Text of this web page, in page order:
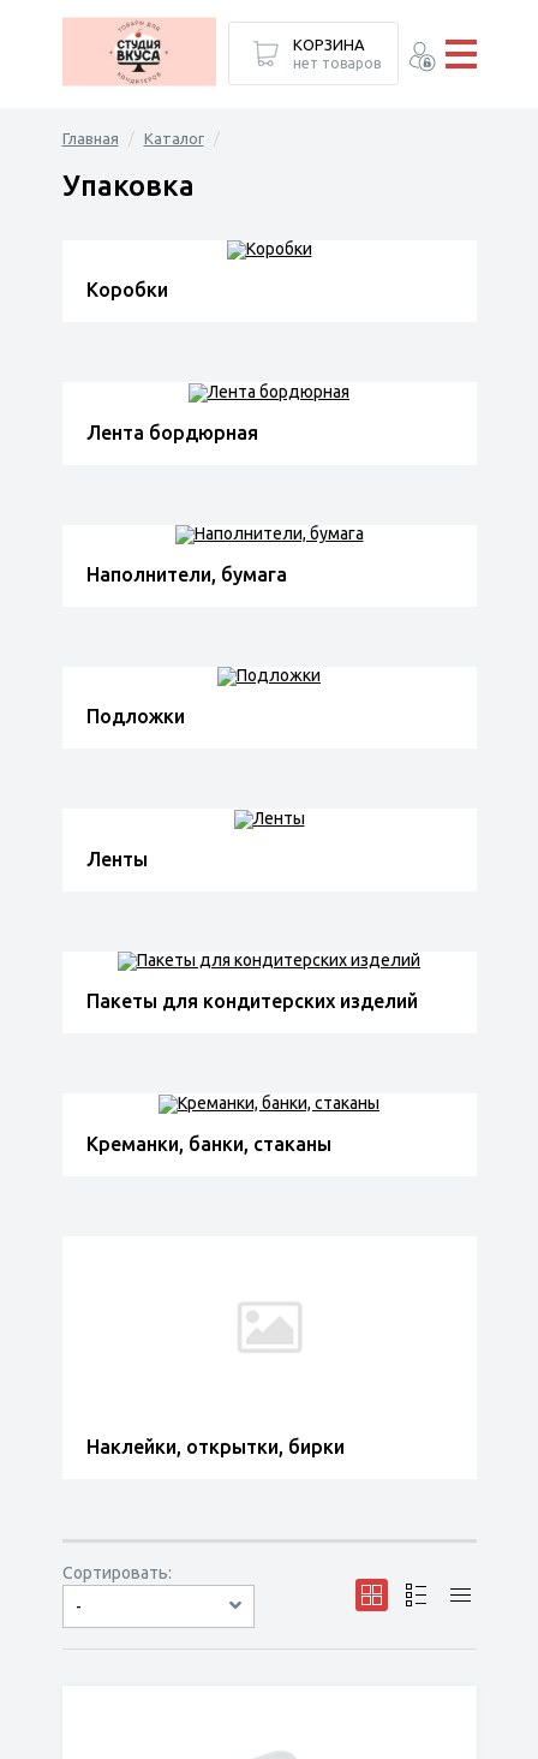
Главная Каталог
Упаковка
Коробки
Лента бордюрная
Наполнители, бумага
Подложки
Ленты
Пакеты для кондитерских изделий
Креманки, банки, стаканы
Наклейки, открытки, бирки
Сортировать:
-
по популярности
сначала дешёвые
сначала дорогие
КОРЗИНА
нет товаров